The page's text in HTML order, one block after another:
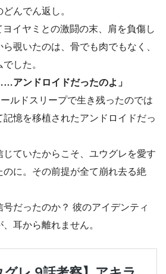
んでん返し。
イヤミとの激闘の末、肩を負傷し
覗いたのは、骨でも肉でもなく、
した。
アンドロイドだったのよ」
ルドスリープで生き残ったのでは
憶を移植されたアンドロイドだっ
じていたからこそ、ユウグレを愛す
のに。その前提が全て崩れ去る絶
号だったのか？ 彼のアイデンティ
耳から離れません。